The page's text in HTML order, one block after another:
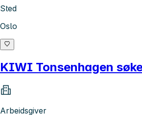
Sted
Oslo
KIWI Tonsenhagen
Arbeidsgiver